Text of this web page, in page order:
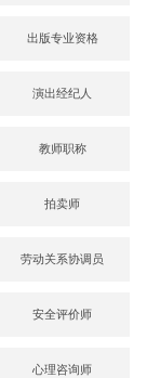
出版专业资格
演出经纪人
教师职称
拍卖师
劳动关系协调员
安全评价师
心理咨询师